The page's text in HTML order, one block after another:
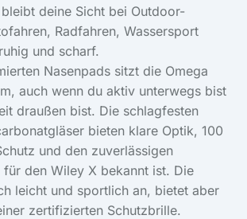
deine Sicht bei Outdoor-
Radfahren, Wassersport
und scharf.
Nasenpads sitzt die Omega
auch wenn du aktiv unterwegs bist
draußen bist. Die schlagfesten
bieten klare Optik, 100
und den zuverlässigen
den Wiley X bekannt ist. Die
leicht und sportlich an, bietet aber
zertifizierten Schutzbrille.